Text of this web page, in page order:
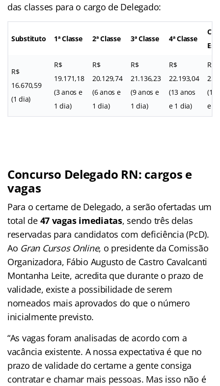
das classes para o cargo de Delegado:
Substituto 1ª Classe 2ª Classe 3ª Classe 4ª Classe
R$
16.670,59
(1 dia)
R$
19.171,18
(3 anos e
1 dia)
R$
20.129,74
(6 anos e
1 dia)
R$
21.136,23
(9 anos e
1 dia)
R$
22.193,04
(13 anos
e 1 dia)
R$
(18
e 1
Concurso Delegado RN: cargos e
vagas
Para o certame de Delegado, a serão ofertadas um
total de 47 vagas imediatas, sendo três delas
reservadas para candidatos com deficiência (PcD).
Ao Gran Cursos Online, o presidente da Comissão
Organizadora, Fábio Augusto de Castro Cavalcanti
Montanha Leite, acredita que durante o prazo de
validade, existe a possibilidade de serem
nomeados mais aprovados do que o número
inicialmente previsto.
“As vagas foram analisadas de acordo com a
vacância existente. A nossa expectativa é que no
prazo de validade do certame a gente consiga
contratar e chamar mais pessoas. Mas isso não é